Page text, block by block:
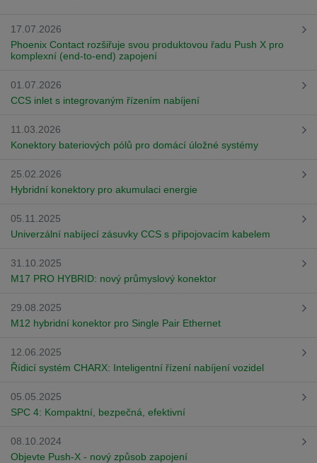
17.07.2026
Phoenix Contact rozšiřuje svou produktovou řadu Push X pro
komplexní (end-to-end) zapojení
01.07.2026
CCS inlet s integrovaným řízením nabíjení
11.03.2026
Konektory bateriových pólů pro domácí úložné systémy
25.02.2026
Hybridní konektory pro akumulaci energie
05.11.2025
Univerzální nabíjecí zásuvky CCS s připojovacím kabelem
31.10.2025
M17 PRO HYBRID: nový průmyslový konektor
29.08.2025
M12 hybridní konektor pro Single Pair Ethernet
12.06.2025
Řídicí systém CHARX: Inteligentní řízení nabíjení vozidel
05.05.2025
SPC 4: Kompaktní, bezpečná, efektivní
08.10.2024
Objevte Push-X - nový způsob zapojení